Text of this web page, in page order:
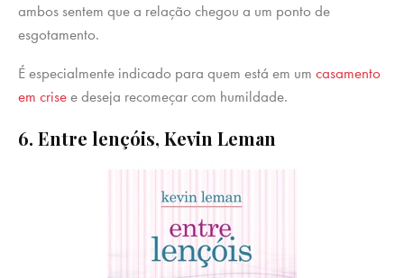
ambos sentem que a relação chegou a um ponto de
esgotamento.
É especialmente indicado para quem está em um casamento
em crisee deseja recomeçar com humildade.
6. Entre lençóis, Kevin Leman